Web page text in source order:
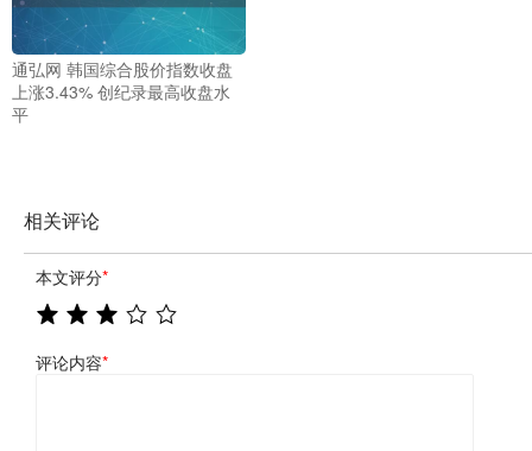
通弘网 韩国综合股价指数收盘
上涨3.43% 创纪录最高收盘水
平
相关评论
本文评分*
评论内容*